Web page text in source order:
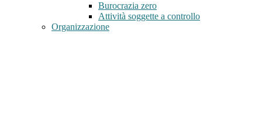
Burocrazia zero
Attività soggette a controllo
Organizzazione